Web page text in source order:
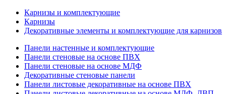
Карнизы и комплектующие
Карнизы
Декоративные элементы и комплектующие для карнизов
Панели настенные и комплектующие
Панели стеновые на основе ПВХ
Панели стеновые на основе МДФ
Декоративные стеновые панели
Панели листовые декоративные на основе ПВХ